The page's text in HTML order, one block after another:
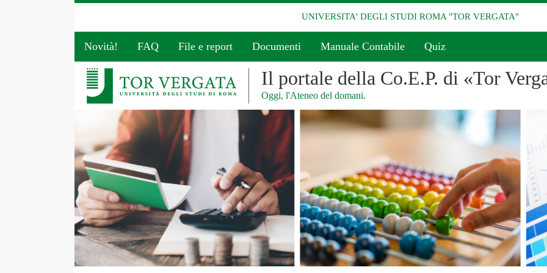
UNIVERSITA' DEGLI STUDI ROMA "TOR VERGATA"
Novità! FAQ File e report Documenti Manuale Contabile Quiz
Il portale della Co.E.P. di «Tor
Oggi, l'Ateneo del domani.